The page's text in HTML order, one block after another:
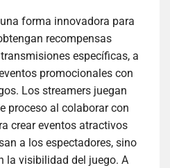
forma innovadora para
recompensas
específicas, a
promocionales con
Los streamers juegan
proceso al colaborar con
crear eventos atractivos
a los espectadores, sino
la visibilidad del juego. A